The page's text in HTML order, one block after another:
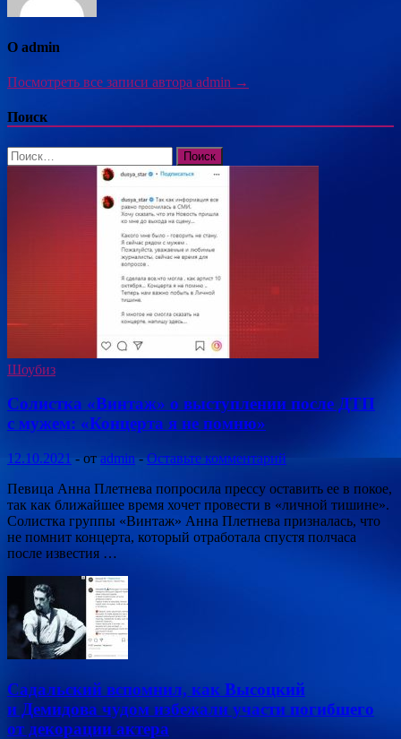
О admin
Посмотреть все записи автора admin →
Поиск
Найти:
Шоубиз
Солистка «Винтаж» о выступлении после ДТП
с мужем: «Концерта я не помню»
12.10.2021 - от admin - Оставьте комментарий
Певица Анна Плетнева попросила прессу оставить ее в покое,
так как ближайшее время хочет провести в «личной тишине».
Солистка группы «Винтаж» Анна Плетнева призналась, что
не помнит концерта, который отработала спустя полчаса
после известия …
Садальский вспомнил, как Высоцкий
и Демидова чудом избежали участи погибшего
от декорации актера